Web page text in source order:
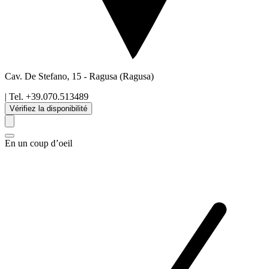
Cav. De Stefano, 15 - Ragusa (Ragusa)
| Tel. +39.070.513489
Vérifiez la disponibilité
En un coup d’oeil